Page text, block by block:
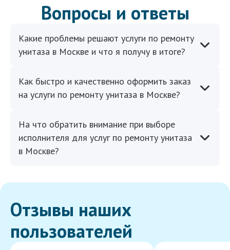
Вопросы и ответы
Какие проблемы решают услуги по ремонту
унитаза в Москве и что я получу в итоге?
Как быстро и качественно оформить заказ
на услуги по ремонту унитаза в Москве?
На что обратить внимание при выборе
исполнителя для услуг по ремонту унитаза
в Москве?
Отзывы наших
пользователей